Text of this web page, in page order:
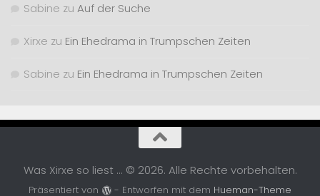
Sabine zu Auf der Suche
Xirxe zu Ein Ehedrama in Trumpschen Zeiten
Sabine zu Ein Ehedrama in Trumpschen Zeiten
Was Xirxe so liest ... © 2026. Alle Rechte vorbehalten.
Präsentiert von - Entworfen mit dem Hueman-Theme